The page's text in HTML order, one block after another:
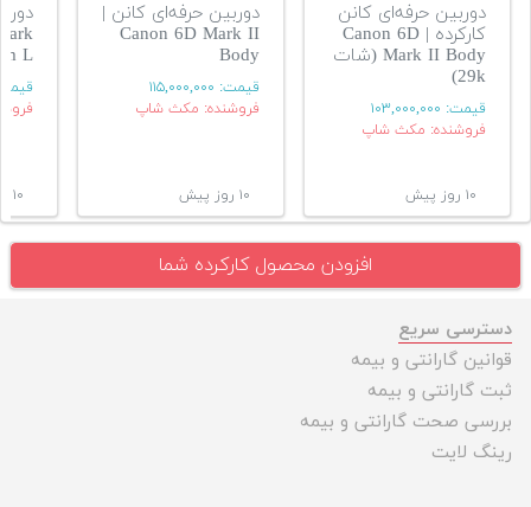
دوربین حرفه‌ای کانن
کارکرده | Canon 6D
Mark II Body (شات
29k)
قیمت: ۱۰۳,۰۰۰,۰۰۰
فروشنده: مکث شاپ
۱۰ روز پیش
دوربین حرفه‌ای کانن |
Canon 6D Mark II
Body
قیمت: ۱۱۵,۰۰۰,۰۰۰
فروشنده: مکث شاپ
۱۰ روز پیش
L
۱۰ روز پیش
افزودن محصول کارکرده شما
دسترسی سریع
قوانین گارانتی و بیمه
ثبت گارانتی و بیمه
بررسی صحت گارانتی و بیمه
رینگ لایت